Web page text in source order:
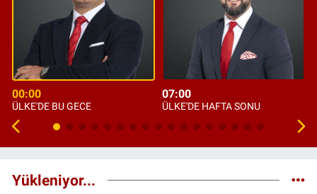
00:00
ÜLKE'DE BU GECE
07:00
ÜLKE'DE HAFTA SONU
Yükleniyor...